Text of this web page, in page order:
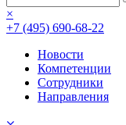
×
+7 (495) 690-68-22
Новости
Компетенции
Сотрудники
Направления